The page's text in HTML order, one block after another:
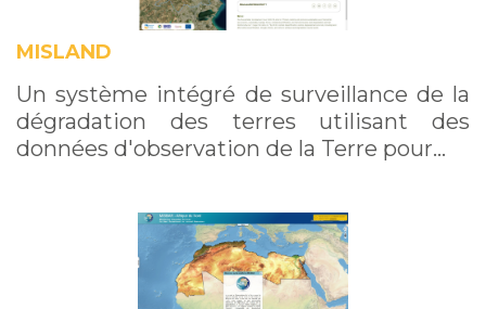
MISLAND
Un système intégré de surveillance de la
dégradation des terres utilisant des
données d'observation de la Terre pour…